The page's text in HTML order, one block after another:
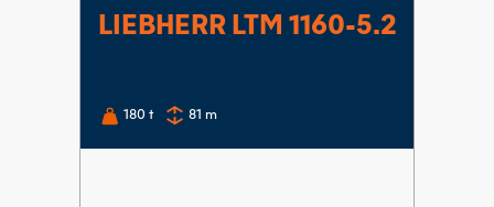
LIEBHERR LTM 1160-5.2
180 t 81 m